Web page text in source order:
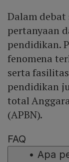
Dalam
pertanyaan
pendidikan.
fenomena
serta
pendidikan
total
(APBN).
FAQ
• Apa